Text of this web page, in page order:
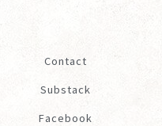
Contact
Substack
Facebook